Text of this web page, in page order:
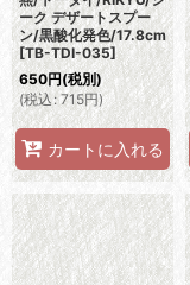
ーク デザートスプー
ン/黒酸化発色/17.8cm
[TB-TDI-035]
650円(税別)
(税込: 715円)
カートに入れる